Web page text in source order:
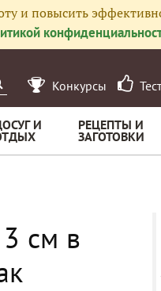
и повысить
Конкурсы
И РЕЦЕПТЫ И
ЗАГОТОВКИ
см в